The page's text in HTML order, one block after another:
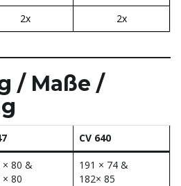
2x 2x
/ Maße /
CV 640
× 80 &
× 80
191 × 74 &
182× 85